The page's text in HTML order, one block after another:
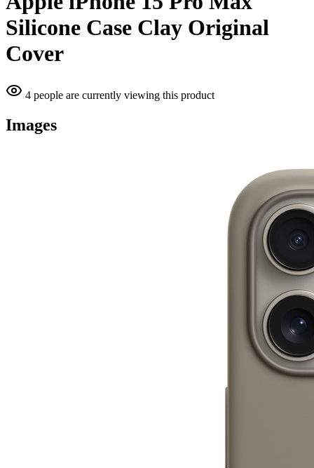
Silicone Case Clay Original
Cover
4 people are currently viewing this product
Images